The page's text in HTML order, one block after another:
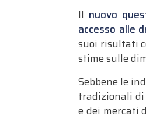
Il nuovo
accesso alle
suoi risultati
stime sulle
Sebbene le
tradizionali di
e dei mercati